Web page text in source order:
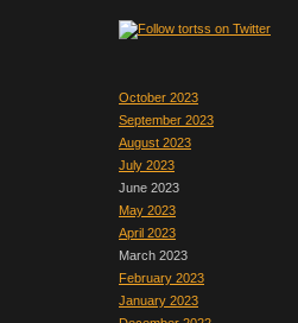
October 2023
September 2023
August 2023
July 2023
June 2023
May 2023
April 2023
March 2023
February 2023
January 2023